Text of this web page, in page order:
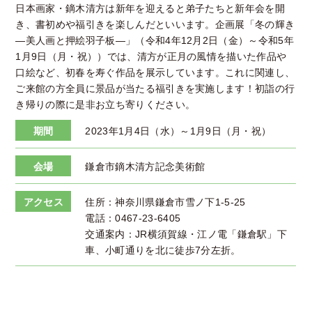
日本画家・鏑木清方は新年を迎えると弟子たちと新年会を開
き、書初めや福引きを楽しんだといいます。企画展「冬の輝き
—美人画と押絵羽子板―」（令和4年12月2日（金）～令和5年
1月9日（月・祝））では、清方が正月の風情を描いた作品や
口絵など、初春を寿ぐ作品を展示しています。これに関連し、
ご来館の方全員に景品が当たる福引きを実施します！初詣の行
き帰りの際に是非お立ち寄りください。
期間 2023年1月4日（水）～1月9日（月・祝）
会場 鎌倉市鏑木清方記念美術館
アクセス
住所：神奈川県鎌倉市雪ノ下1-5-25
電話：0467-23-6405
交通案内：JR横須賀線・江ノ電「鎌倉駅」下
車、小町通りを北に徒歩7分左折。